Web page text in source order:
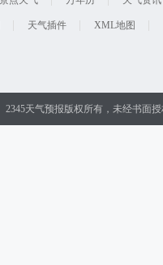
天气插件 XML地图
2345天气预报版权所有，未经书面